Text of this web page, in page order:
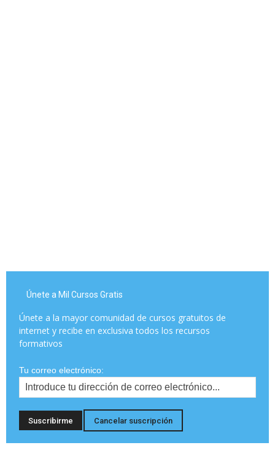
Únete a Mil Cursos Gratis
Únete a la mayor comunidad de cursos gratuitos de
internet y recibe en exclusiva todos los recursos
formativos
Tu correo electrónico: